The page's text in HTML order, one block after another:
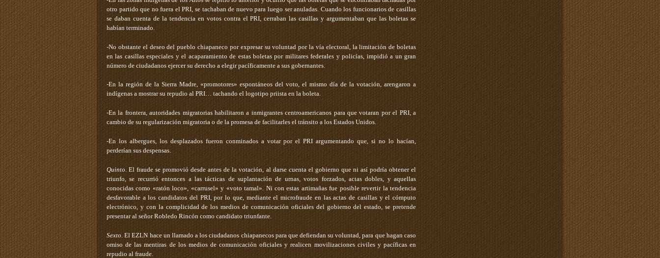
otro partido que no fuera el PRI, se tachaban de nuevo para luego ser anuladas. Cuando los funcionarios de casillas
se daban cuenta de la tendencia en votos contra el PRI, cerraban las casillas y argumentaban que las boletas se
habían terminado.
-No obstante el deseo del pueblo chiapaneco por expresar su voluntad por la vía electoral, la limitación de boletas
en las casillas especiales y el acaparamiento de estas boletas por militares federales y policías, impidió a un gran
número de ciudadanos ejercer su derecho a elegir pacíficamente a sus gobernantes.
-En la región de la Sierra Madre, «promotores» espontáneos del voto, el mismo día de la votación, arengaron a
indígenas a mostrar su repudio al PRI… tachando el logotipo priista en la boleta.
-En la frontera, autoridades migratorias habilitaron a inmigrantes centroamericanos para que votaran por el PRI, a
cambio de su regularización migratoria o de la promesa de facilitarles el tránsito a los Estados Unidos.
-En los albergues, los desplazados fueron conminados a votar por el PRI argumentando que, si no lo hacían,
perderían sus despensas.
Quinto . El fraude se promovió desde antes de la votación, al darse cuenta el gobierno que ni así podría obtener el
triunfo, se recurrió entonces a las tácticas de suplantación de urnas, votos forzados, actas dobles, y aquellas
conocidas como «ratón loco», «carrusel» y «voto tamal». Ni con estas artimañas fue posible revertir la tendencia
desfavorable a los candidatos del PRI, por lo que, mediante el microfraude en las actas de casillas y el cómputo
electrónico, y con la complicidad de los medios de comunicación oficiales del gobierno del estado, se pretende
presentar al señor Robledo Rincón como candidato triunfante.
Sexto . El EZLN hace un llamado a los ciudadanos chiapanecos para que defiendan su voluntad, para que hagan caso
omiso de las mentiras de los medios de comunicación oficiales y realicen movilizaciones civiles y pacíficas en
repudio al fraude.